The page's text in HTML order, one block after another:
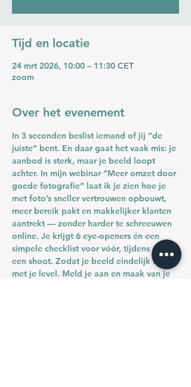
Tijd en locatie
24 mrt 2026, 10:00 – 11:30 CET
zoom
Over het evenement
In 3 seconden beslist iemand of jij “de
juiste” bent. En daar gaat het vaak mis: je
aanbod is sterk, maar je beeld loopt
achter. In mijn webinar “Meer omzet door
goede fotografie” laat ik je zien hoe je
met foto’s sneller vertrouwen opbouwt,
meer bereik pakt en makkelijker klanten
aantrekt — zonder harder te schreeuwen
online. Je krijgt 6 eye-openers én een
simpele checklist voor vóór, tijdens en na
een shoot. Zodat je beeld eindelijk klopt
met je level. Meld je aan en maak van je